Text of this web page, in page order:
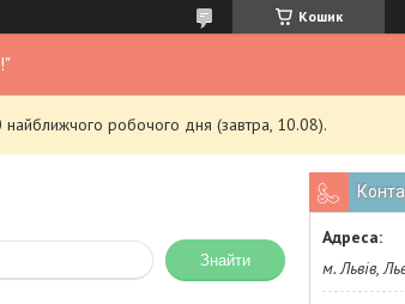
Кошик
робочого дня (завтра, 10.08).
Знайти м. Львів,